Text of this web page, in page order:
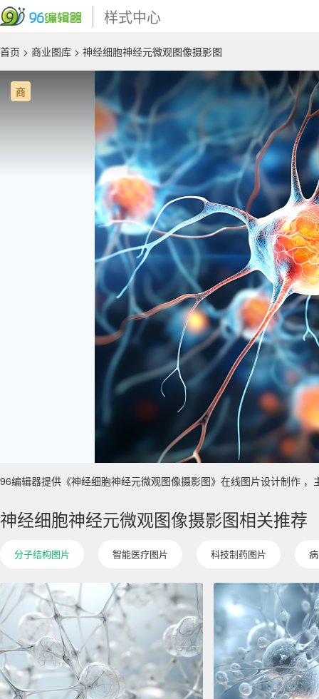
样式中心
首页 > 商业图库 > 神经细胞神经元微观图像摄影图
商
96编辑器提供《神经细胞神经元微观图像摄影图》在线图片设计制作
神经细胞神经元微观图像摄影图相关推荐
分子结构图片 智能医疗图片 科技制药图片